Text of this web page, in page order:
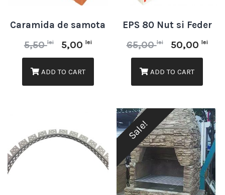
Caramida de samota
5,50lei 5,00 lei
ADD TO CART
EPS 80 Nut si Feder
65,00lei 50,00 lei
ADD TO CART
Sale!